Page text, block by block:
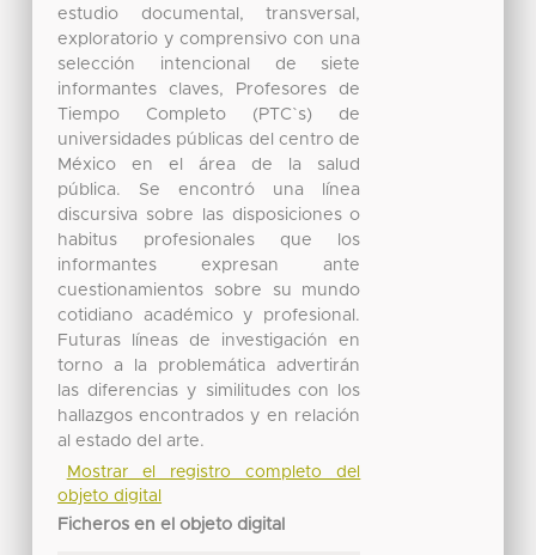
estudio documental, transversal,
exploratorio y comprensivo con una
selección intencional de siete
informantes claves, Profesores de
Tiempo Completo (PTC`s) de
universidades públicas del centro de
México en el área de la salud
pública. Se encontró una línea
discursiva sobre las disposiciones o
habitus profesionales que los
informantes expresan ante
cuestionamientos sobre su mundo
cotidiano académico y profesional.
Futuras líneas de investigación en
torno a la problemática advertirán
las diferencias y similitudes con los
hallazgos encontrados y en relación
al estado del arte.
Mostrar el registro completo del
objeto digital
Ficheros en el objeto digital